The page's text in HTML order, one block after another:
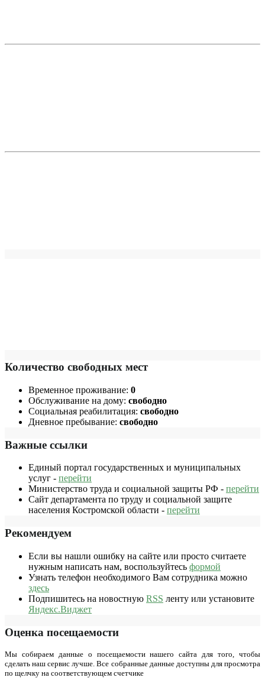
Количество свободных мест
Временное проживание: 0
Обслуживание на дому: свободно
Социальная реабилитация: свободно
Дневное пребывание: свободно
Важные ссылки
Единый портал государственных и муниципальных
услуг - перейти
Министерство труда и социальной защиты РФ - перейти
Сайт департамента по труду и социальной защите
населения Костромской области - перейти
Рекомендуем
Если вы нашли ошибку на сайте или просто считаете
нужным написать нам, воспользуйтесь формой
Узнать телефон необходимого Вам сотрудника можно
здесь
Подпишитесь на новостную RSS ленту или установите
Яндекс.Виджет
Оценка посещаемости
Мы собираем данные о посещаемости нашего сайта для того, чтобы
сделать наш сервис лучше. Все собранные данные доступны для просмотра
по щелчку на соответствующем счетчике